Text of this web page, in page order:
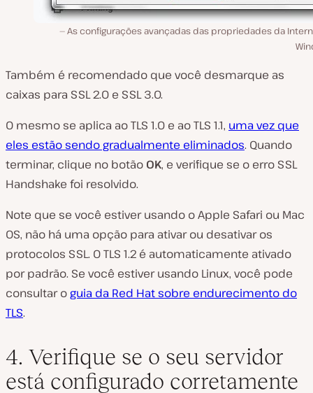
As configurações avançadas das propriedades da
Também é recomendado que você desmarque as
caixas para SSL 2.0 e SSL 3.0.
O mesmo se aplica ao TLS 1.0 e ao TLS 1.1, uma vez que
eles estão sendo gradualmente eliminados. Quando
terminar, clique no botão OK, e verifique se o erro SSL
Handshake foi resolvido.
Note que se você estiver usando o Apple Safari ou Mac
OS, não há uma opção para ativar ou desativar os
protocolos SSL. O TLS 1.2 é automaticamente ativado
por padrão. Se você estiver usando Linux, você pode
consultar oguia da Red Hat sobre endurecimento do
TLS.
4. Verifique se o seu servidor
está configurado corretamente